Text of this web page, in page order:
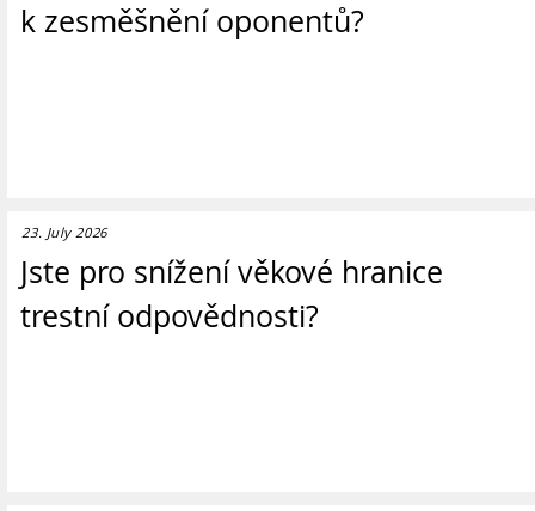
k zesměšnění oponentů?
23. July 2026
Jste pro snížení věkové hranice
trestní odpovědnosti?